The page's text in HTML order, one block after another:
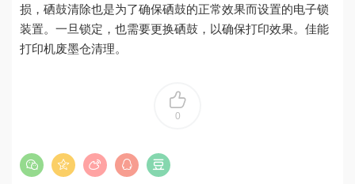
损，硒鼓清除也是为了确保硒鼓的正常效果而设置的电子锁
装置。一旦锁定，也需要更换硒鼓，以确保打印效果。佳能
打印机废墨仓清理。
0